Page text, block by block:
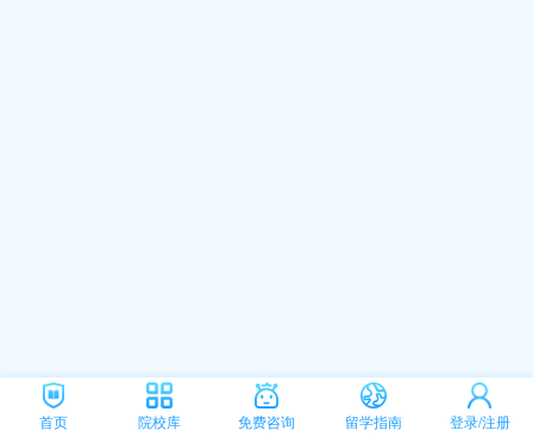
首页 院校库 免费咨询 留学指南 登录/注册